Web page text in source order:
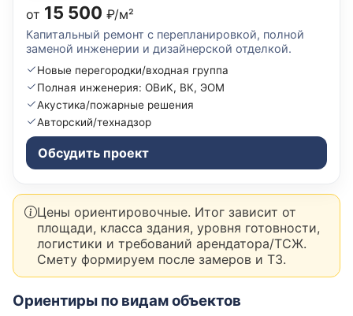
от 15 500 ₽/м²
Капитальный ремонт с перепланировкой, полной
заменой инженерии и дизайнерской отделкой.
Новые перегородки/входная группа
Полная инженерия: ОВиК, ВК, ЭОМ
Акустика/пожарные решения
Авторский/технадзор
Обсудить проект
Цены ориентировочные. Итог зависит от
площади, класса здания, уровня готовности,
логистики и требований арендатора/ТСЖ.
Смету формируем после замеров и ТЗ.
Ориентиры по видам объектов